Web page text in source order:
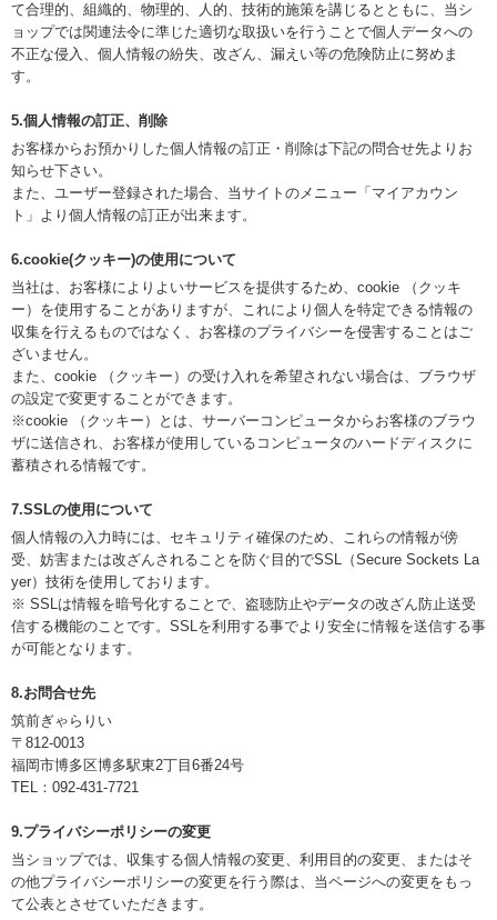
て合理的、組織的、物理的、人的、技術的施策を講じるとともに、当シ
ョップでは関連法令に準じた適切な取扱いを行うことで個人データへの
不正な侵入、個人情報の紛失、改ざん、漏えい等の危険防止に努めま
す。
5.個人情報の訂正、削除
お客様からお預かりした個人情報の訂正・削除は下記の問合せ先よりお
知らせ下さい。
また、ユーザー登録された場合、当サイトのメニュー「マイアカウン
ト」より個人情報の訂正が出来ます。
6.cookie(クッキー)の使用について
当社は、お客様によりよいサービスを提供するため、cookie （クッキ
ー）を使用することがありますが、これにより個人を特定できる情報の
収集を行えるものではなく、お客様のプライバシーを侵害することはご
ざいません。
また、cookie （クッキー）の受け入れを希望されない場合は、ブラウザ
の設定で変更することができます。
※cookie （クッキー）とは、サーバーコンピュータからお客様のブラウ
ザに送信され、お客様が使用しているコンピュータのハードディスクに
蓄積される情報です。
7.SSLの使用について
個人情報の入力時には、セキュリティ確保のため、これらの情報が傍
受、妨害または改ざんされることを防ぐ目的でSSL（Secure Sockets La
yer）技術を使用しております。
※ SSLは情報を暗号化することで、盗聴防止やデータの改ざん防止送受
信する機能のことです。SSLを利用する事でより安全に情報を送信する事
が可能となります。
8.お問合せ先
筑前ぎゃらりい
〒812-0013
福岡市博多区博多駅東2丁目6番24号
TEL：092-431-7721
9.プライバシーポリシーの変更
当ショップでは、収集する個人情報の変更、利用目的の変更、またはそ
の他プライバシーポリシーの変更を行う際は、当ページへの変更をもっ
て公表とさせていただきます。